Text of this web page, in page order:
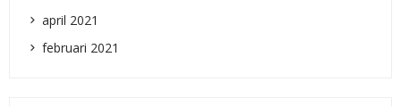
april 2021
februari 2021